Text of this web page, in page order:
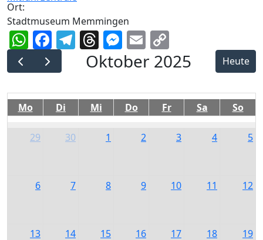
Ort:
Stadtmuseum Memmingen
WhatsApp
Facebook
Telegram
Threads
Messenger
Email
Link
Oktober 2025 Heute
Mo Di Mi Do Fr Sa So
29 30 1 2 3 4 5
6 7 8 9 10 11 12
13 14 15 16 17 18 19